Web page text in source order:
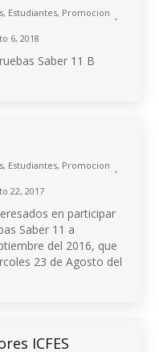
, Estudiantes, Promocion
6, 2018
Saber 11 B
, Estudiantes, Promocion
22, 2017
en participar
Saber 11 a
del 2016, que
23 de Agosto del
ICFES